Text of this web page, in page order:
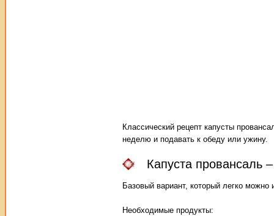
Классический рецепт капусты
неделю и подавать к обеду или ужину.
Капуста провансаль
Базовый вариант, который легко можно
Необходимые продукты: